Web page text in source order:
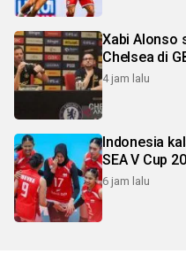
Xabi Alonso
Chelsea di
4 jam lalu
Indonesia
SEA V Cup
6 jam lalu